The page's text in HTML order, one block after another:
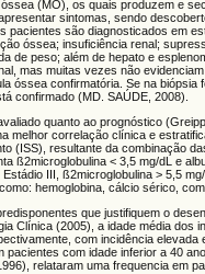
(MO), os quais produzem e
sintomas, sendo
pacientes são diagnosticados em
óssea; insuficiência renal;
de peso; além de hepato e
mas muitas vezes não
óssea confirmatória. Se na
confirmado (MD. SAÚDE, 2008).
quanto ao prognóstico
melhor correlação clínica e
(ISS), resultante da combinação
ß2microglobulina < 3,5 mg/dL e
III, ß2microglobulina > 5,5
hemoglobina, cálcio sérico,
que justifiquem o
Clínica (2005), a idade média dos
com incidência
com idade inferior a 40
relataram uma frequencia em